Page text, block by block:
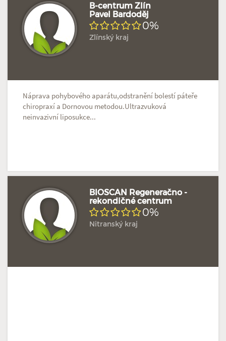
B-centrum Zlín
Pavel Bardoděj
0%
Zlínský kraj
Náprava pohybového aparátu,odstranění bolestí páteře
chiropraxí a Dornovou metodou.Ultrazvuková
neinvazivní liposukce...
BIOSCAN Regeneračno -
rekondičné centrum
0%
Nitranský kraj
Doposud žádné hodnocení Profil terapeuta